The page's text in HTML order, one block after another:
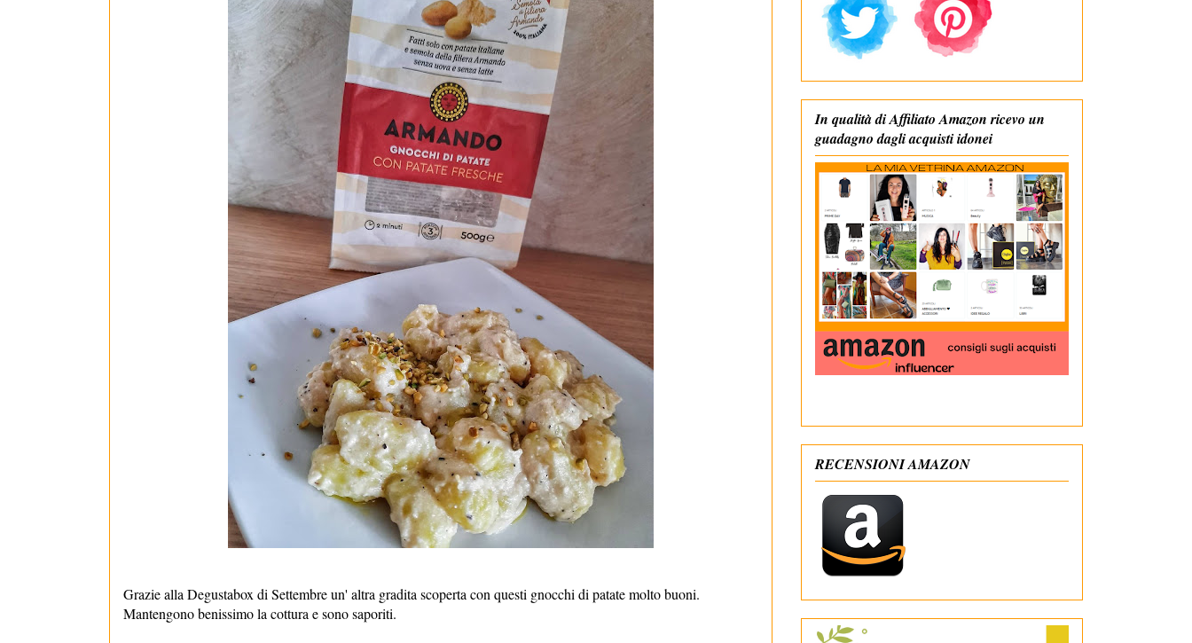
Grazie alla Degustabox di Settembre un' altra gradita scoperta con questi gnocchi di patate molto buoni.
Mantengono benissimo la cottura e sono saporiti.
In qualità di Affiliato Amazon ricevo un
guadagno dagli acquisti idonei
RECENSIONI AMAZON